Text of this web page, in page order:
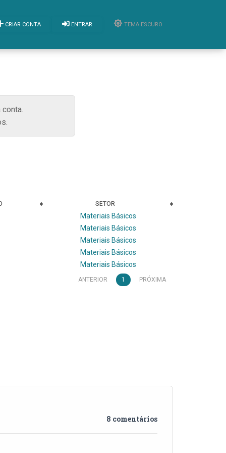
CRIAR CONTA ENTRAR TEMA ESCURO
SETOR
Materiais Básicos
Materiais Básicos
Materiais Básicos
Materiais Básicos
Materiais Básicos
ANTERIOR 1 PRÓXIMA
8 comentários